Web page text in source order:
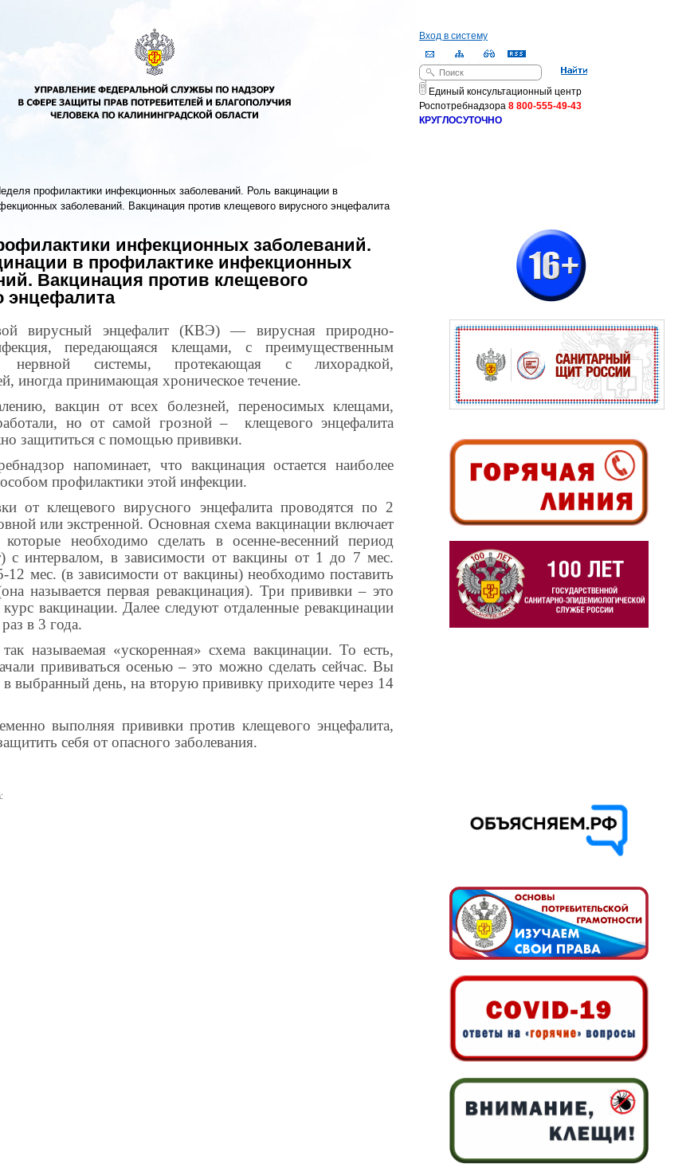
Вход в систему
Форма поиска
Поиск
Единый консультационный центр
Роспотребнадзора 8 800-555-49-43
КРУГЛОСУТОЧНО
профилактики инфекционных заболеваний. Роль вакцинации в
заболеваний. Вакцинация против клещевого вирусного энцефалита
инфекционных заболеваний.
в профилактике инфекционных
Вакцинация против клещевого
энцефалита
вирусный энцефалит (КВЭ) — вирусная природно-
передающаяся клещами, с преимущественным
нервной системы, протекающая с лихорадкой,
иногда принимающая хроническое течение.
вакцин от всех болезней, переносимых клещами,
но от самой грозной – клещевого энцефалита
защититься с помощью прививки.
напоминает, что вакцинация остается наиболее
профилактики этой инфекции.
от клещевого вирусного энцефалита проводятся по 2
или экстренной. Основная схема вакцинации включает
необходимо сделать в осенне-весенний период
с интервалом, в зависимости от вакцины от 1 до 7 мес.
12 мес. (в зависимости от вакцины) необходимо поставить
называется первая ревакцинация). Три прививки – это
вакцинации. Далее следуют отдаленные ревакцинации
в 3 года.
называемая «ускоренная» схема вакцинации. То есть,
прививаться осенью – это можно сделать сейчас. Вы
в выбранный день, на вторую прививку приходите через 14
выполняя прививки против клещевого энцефалита,
себя от опасного заболевания.